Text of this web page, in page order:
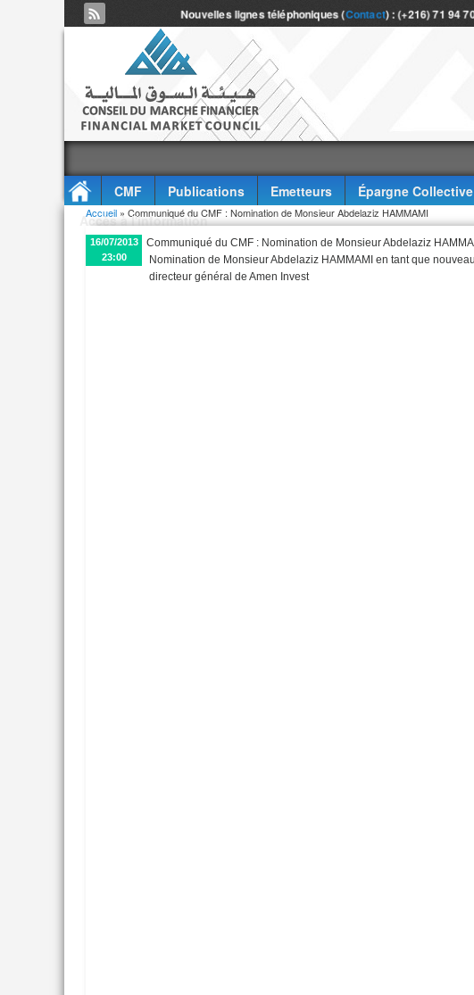
Nouvelles lignes téléphoniques (Contact) : (+216) 71 94
CMF Publications Emetteurs Épargne Collective
Accès à l'information
Vous êtes ici
Accueil » Communiqué du CMF : Nomination de Monsieur Abdelaziz HAMMAMI
16/07/2013
23:00
Communiqué du CMF : Nomination de Monsieur Abdelaziz
Nomination de Monsieur Abdelaziz HAMMAMI en tant que nouveau
directeur général de Amen Invest